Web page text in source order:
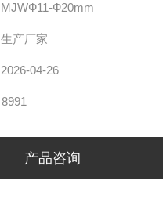
MJWФ11-Ф20mm
生产厂家
2026-04-26
8991
产品咨询